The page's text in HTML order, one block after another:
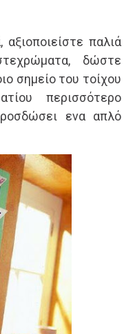
παλιά
δώστε
σημείο του τοίχου
περισσότερο
ενα απλό